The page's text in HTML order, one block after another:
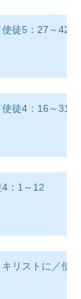
徒5：27～42
徒4：16～31
：1～12
リストに／使